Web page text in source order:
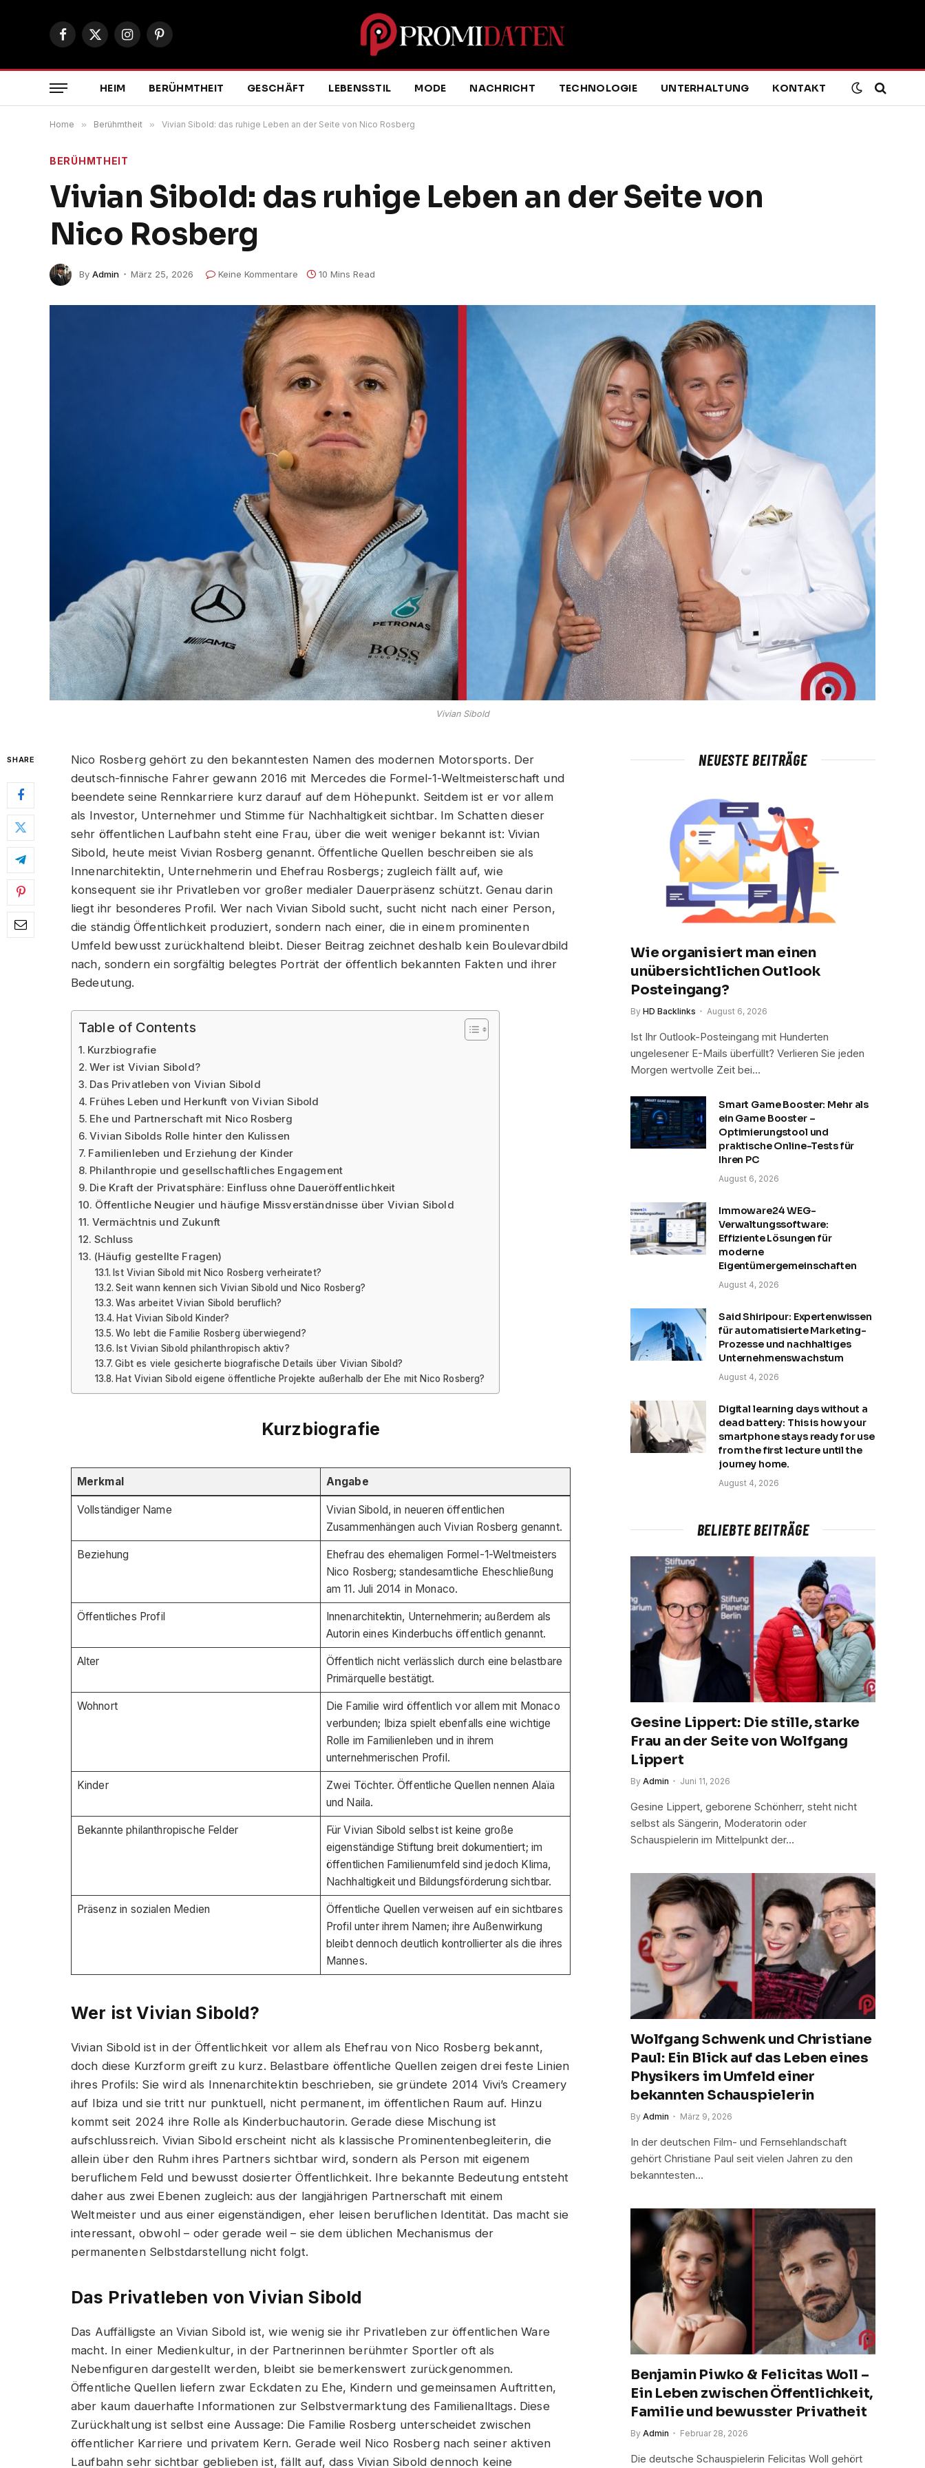
Facebook
X
InstagramPinterest
HEIM BERÜHMTHEIT GESCHÄFT LEBENSSTIL MODE NACHRICHT TECHNOLOGIE UNTERHALTUNG KONTAKT
Home » Berühmtheit » Vivian Sibold: das ruhige Leben an der Seite von Nico Rosberg
BERÜHMTHEIT
Vivian Sibold: das ruhige Leben an der Seite von
Nico Rosberg
By Admin März 25, 2026 Keine Kommentare 10 Mins Read
Vivian Sibold
SHARE
Nico Rosberg gehört zu den bekanntesten Namen des modernen Motorsports. Der
deutsch-finnische Fahrer gewann 2016 mit Mercedes die Formel-1-Weltmeisterschaft und
beendete seine Rennkarriere kurz darauf auf dem Höhepunkt. Seitdem ist er vor allem
als Investor, Unternehmer und Stimme für Nachhaltigkeit sichtbar. Im Schatten dieser
sehr öffentlichen Laufbahn steht eine Frau, über die weit weniger bekannt ist: Vivian
Sibold, heute meist Vivian Rosberg genannt. Öffentliche Quellen beschreiben sie als
Innenarchitektin, Unternehmerin und Ehefrau Rosbergs; zugleich fällt auf, wie
konsequent sie ihr Privatleben vor großer medialer Dauerpräsenz schützt. Genau darin
liegt ihr besonderes Profil. Wer nach Vivian Sibold sucht, sucht nicht nach einer Person,
die ständig Öffentlichkeit produziert, sondern nach einer, die in einem prominenten
Umfeld bewusst zurückhaltend bleibt. Dieser Beitrag zeichnet deshalb kein Boulevardbild
nach, sondern ein sorgfältig belegtes Porträt der öffentlich bekannten Fakten und ihrer
Bedeutung.
Table of Contents
Kurzbiografie
Wer ist Vivian Sibold?
Das Privatleben von Vivian Sibold
Frühes Leben und Herkunft von Vivian Sibold
Ehe und Partnerschaft mit Nico Rosberg
Vivian Sibolds Rolle hinter den Kulissen
Familienleben und Erziehung der Kinder
Philanthropie und gesellschaftliches Engagement
Die Kraft der Privatsphäre: Einfluss ohne Daueröffentlichkeit
Öffentliche Neugier und häufige Missverständnisse über Vivian Sibold
Vermächtnis und Zukunft
Schluss
(Häufig gestellte Fragen)
Ist Vivian Sibold mit Nico Rosberg verheiratet?
Seit wann kennen sich Vivian Sibold und Nico Rosberg?
Was arbeitet Vivian Sibold beruflich?
Hat Vivian Sibold Kinder?
Wo lebt die Familie Rosberg überwiegend?
Ist Vivian Sibold philanthropisch aktiv?
Gibt es viele gesicherte biografische Details über Vivian Sibold?
Hat Vivian Sibold eigene öffentliche Projekte außerhalb der Ehe mit Nico Rosberg?
Kurzbiografie
Merkmal Angabe
Vollständiger Name
Vivian Sibold, in neueren öffentlichen
Zusammenhängen auch Vivian Rosberg genannt.
Beziehung
Ehefrau des ehemaligen Formel-1-Weltmeisters
Nico Rosberg; standesamtliche Eheschließung
am 11. Juli 2014 in Monaco.
Öffentliches Profil
Innenarchitektin, Unternehmerin; außerdem als
Autorin eines Kinderbuchs öffentlich genannt.
Alter
Öffentlich nicht verlässlich durch eine belastbare
Primärquelle bestätigt.
Wohnort
Die Familie wird öffentlich vor allem mit Monaco
verbunden; Ibiza spielt ebenfalls eine wichtige
Rolle im Familienleben und in ihrem
unternehmerischen Profil.
Kinder
Zwei Töchter. Öffentliche Quellen nennen Alaïa
und Naila.
Bekannte philanthropische Felder
Für Vivian Sibold selbst ist keine große
eigenständige Stiftung breit dokumentiert; im
öffentlichen Familienumfeld sind jedoch Klima,
Nachhaltigkeit und Bildungsförderung sichtbar.
Präsenz in sozialen Medien
Öffentliche Quellen verweisen auf ein sichtbares
Profil unter ihrem Namen; ihre Außenwirkung
bleibt dennoch deutlich kontrollierter als die ihres
Mannes.
Wer ist Vivian Sibold?
Vivian Sibold ist in der Öffentlichkeit vor allem als Ehefrau von Nico Rosberg bekannt,
doch diese Kurzform greift zu kurz. Belastbare öffentliche Quellen zeigen drei feste Linien
ihres Profils: Sie wird als Innenarchitektin beschrieben, sie gründete 2014 Vivi’s Creamery
auf Ibiza und sie tritt nur punktuell, nicht permanent, im öffentlichen Raum auf. Hinzu
kommt seit 2024 ihre Rolle als Kinderbuchautorin. Gerade diese Mischung ist
aufschlussreich. Vivian Sibold erscheint nicht als klassische Prominentenbegleiterin, die
allein über den Ruhm ihres Partners sichtbar wird, sondern als Person mit eigenem
beruflichem Feld und bewusst dosierter Öffentlichkeit. Ihre bekannte Bedeutung entsteht
daher aus zwei Ebenen zugleich: aus der langjährigen Partnerschaft mit einem
Weltmeister und aus einer eigenständigen, eher leisen beruflichen Identität. Das macht sie
interessant, obwohl – oder gerade weil – sie dem üblichen Mechanismus der
permanenten Selbstdarstellung nicht folgt.
Das Privatleben von Vivian Sibold
Das Auffälligste an Vivian Sibold ist, wie wenig sie ihr Privatleben zur öffentlichen Ware
macht. In einer Medienkultur, in der Partnerinnen berühmter Sportler oft als
Nebenfiguren dargestellt werden, bleibt sie bemerkenswert zurückgenommen.
Öffentliche Quellen liefern zwar Eckdaten zu Ehe, Kindern und gemeinsamen Auftritten,
aber kaum dauerhafte Informationen zur Selbstvermarktung des Familienalltags. Diese
Zurückhaltung ist selbst eine Aussage: Die Familie Rosberg unterscheidet zwischen
öffentlicher Karriere und privatem Kern. Gerade weil Nico Rosberg nach seiner aktiven
Laufbahn sehr sichtbar geblieben ist, fällt auf, dass Vivian Sibold dennoch keine
NEUESTE BEITRÄGE
Wie organisiert man einen
unübersichtlichen Outlook
Posteingang?
By HD Backlinks August 6, 2026
Ist Ihr Outlook-Posteingang mit Hunderten
ungelesener E-Mails überfüllt? Verlieren Sie jeden
Morgen wertvolle Zeit bei…
Smart Game Booster: Mehr als
ein Game Booster –
Optimierungstool und
praktische Online-Tests für
Ihren PC
August 6, 2026
Immoware24 WEG-
Verwaltungssoftware:
Effiziente Lösungen für
moderne
Eigentümergemeinschaften
August 4, 2026
Said Shiripour: Expertenwissen
für automatisierte Marketing-
Prozesse und nachhaltiges
Unternehmenswachstum
August 4, 2026
Digital learning days without a
dead battery: This is how your
smartphone stays ready for use
from the first lecture until the
journey home.
August 4, 2026
BELIEBTE BEITRÄGE
Gesine Lippert: Die stille, starke
Frau an der Seite von Wolfgang
Lippert
By Admin Juni 11, 2026
Gesine Lippert, geborene Schönherr, steht nicht
selbst als Sängerin, Moderatorin oder
Schauspielerin im Mittelpunkt der…
Wolfgang Schwenk und Christiane
Paul: Ein Blick auf das Leben eines
Physikers im Umfeld einer
bekannten Schauspielerin
By Admin März 9, 2026
In der deutschen Film- und Fernsehlandschaft
gehört Christiane Paul seit vielen Jahren zu den
bekanntesten…
Benjamin Piwko & Felicitas Woll –
Ein Leben zwischen Öffentlichkeit,
Familie und bewusster Privatheit
By Admin Februar 28, 2026
Die deutsche Schauspielerin Felicitas Woll gehört